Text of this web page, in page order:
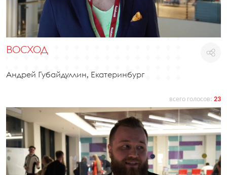
ВОСХОД
Андрей Губайдуллин, Екатеринбург
всего голосов: 23